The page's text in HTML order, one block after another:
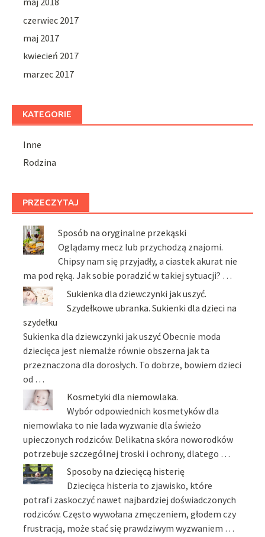
czerwiec 2017
maj 2017
kwiecień 2017
marzec 2017
KATEGORIE
Inne
Rodzina
PRZECZYTAJ
Sposób na oryginalne przekąski
Oglądamy mecz lub przychodzą znajomi.
Chipsy nam się przyjadły, a ciastek akurat nie
ma pod ręką. Jak sobie poradzić w takiej sytuacji? …
Sukienka dla dziewczynki jak uszyć.
Szydełkowe ubranka. Sukienki dla dzieci na
szydełku
Sukienka dla dziewczynki jak uszyć Obecnie moda
dziecięca jest niemalże równie obszerna jak ta
przeznaczona dla dorosłych. To dobrze, bowiem dzieci
od …
Kosmetyki dla niemowlaka.
Wybór odpowiednich kosmetyków dla
niemowlaka to nie lada wyzwanie dla świeżo
upieczonych rodziców. Delikatna skóra noworodków
potrzebuje szczególnej troski i ochrony, dlatego …
Sposoby na dziecięcą histerię
Dziecięca histeria to zjawisko, które
potrafi zaskoczyć nawet najbardziej doświadczonych
rodziców. Często wywołana zmęczeniem, głodem czy
frustracją, może stać się prawdziwym wyzwaniem …